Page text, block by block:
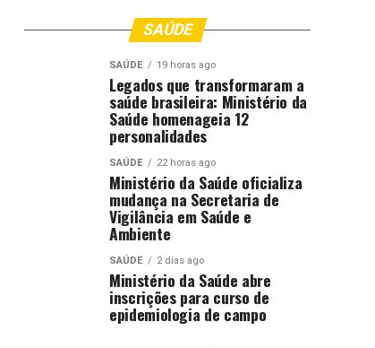
SAÚDE
SAÚDE 19 horas ago
Legados que transformaram a
saúde brasileira: Ministério da
Saúde homenageia 12
personalidades
SAÚDE 22 horas ago
Ministério da Saúde oficializa
mudança na Secretaria de
Vigilância em Saúde e
Ambiente
SAÚDE 2 dias ago
Ministério da Saúde abre
inscrições para curso de
epidemiologia de campo